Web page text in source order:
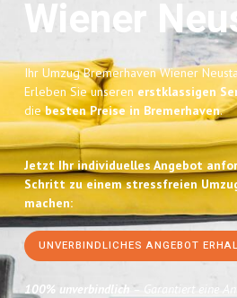
Wiener
Ihr Umzug Bremerhaven Wiener
Erleben Sie unseren erstklassigen
diebesten Preise in Bremerhaven.
Jetzt Ihr individuelles Angebot
Schritt zu einem stressfreien
machen:
UNVERBINDLICHES ANGEBOT
100% unverbindlich – Garantiert eine